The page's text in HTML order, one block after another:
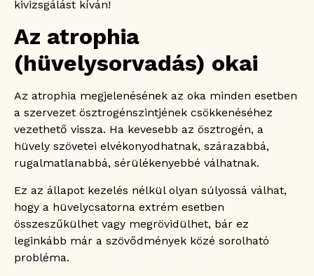
kivizsgálást kíván!
Az atrophia
(hüvelysorvadás) okai
Az atrophia megjelenésének az oka minden esetben
a szervezet ösztrogénszintjének csökkenéséhez
vezethető vissza. Ha kevesebb az ösztrogén, a
hüvely szövetei elvékonyodhatnak, szárazabbá,
rugalmatlanabbá, sérülékenyebbé válhatnak.
Ez az állapot kezelés nélkül olyan súlyossá válhat,
hogy a hüvelycsatorna extrém esetben
összeszűkülhet vagy megrövidülhet, bár ez
leginkább már a szövődmények közé sorolható
probléma.